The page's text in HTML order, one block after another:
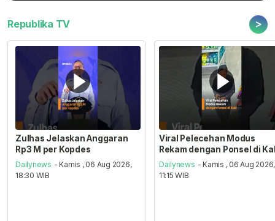
Republika TV >
Zulhas Jelaskan Anggaran
Rp3 M per Kopdes
Dailynews - Kamis , 06 Aug 2026,
18:30 WIB
Viral Pelecehan Modus
Rekam dengan Ponsel di
Dailynews - Kamis , 06 Aug 2026,
11:15 WIB